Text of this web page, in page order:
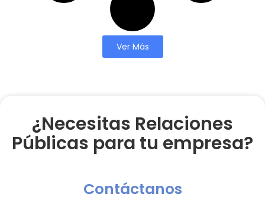
Ver Más
¿Necesitas Relaciones
Públicas para tu empresa?
Contáctanos